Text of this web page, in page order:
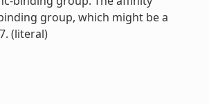
group, which might be a
(literal)